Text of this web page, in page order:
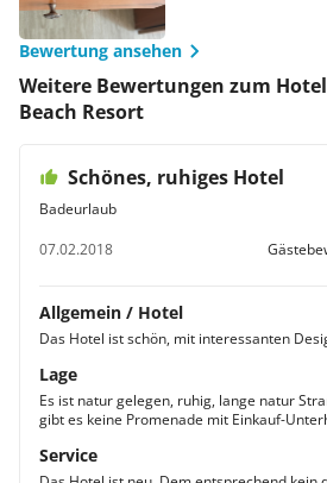
Bewertung ansehen
Weitere Bewertungen zum
Beach Resort
Schönes, ruhiges Hotel
Badeurlaub
07.02.2018
Allgemein / Hotel
Das Hotel ist schön, mit interessanten
Lage
Es ist natur gelegen, ruhig, lange natur
gibt es keine Promenade mit Einkauf-
Service